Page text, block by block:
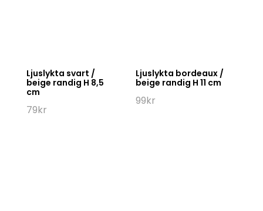
Ljuslykta svart /
beige randig H 8,5
cm
79kr
Ljuslykta bordeaux /
beige randig H 11 cm
99kr